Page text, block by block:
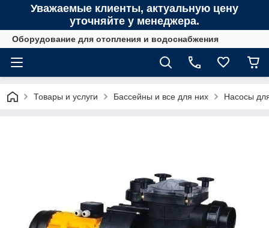
Уважаемые клиенты, актуальную цену
уточняйте у менеджера.
Оборудование для отопления и водоснабжения
Товары и услуги Бассейны и все для них Насосы